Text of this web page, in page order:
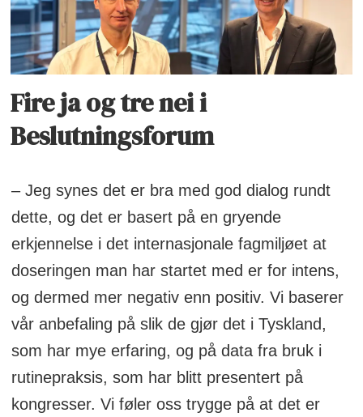
Fire ja og tre nei i
Beslutningsforum
– Jeg synes det er bra med god dialog rundt
dette, og det er basert på en gryende
erkjennelse i det internasjonale fagmiljøet at
doseringen man har startet med er for intens,
og dermed mer negativ enn positiv. Vi baserer
vår anbefaling på slik de gjør det i Tyskland,
som har mye erfaring, og på data fra bruk i
rutinepraksis, som har blitt presentert på
kongresser. Vi føler oss trygge på at det er